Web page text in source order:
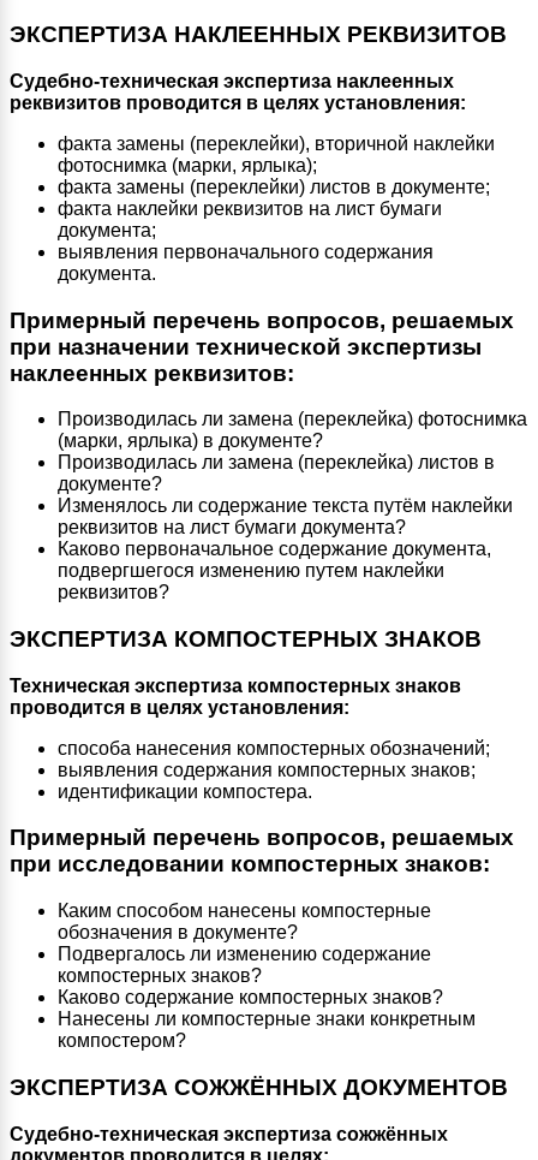
ЭКСПЕРТИЗА НАКЛЕЕННЫХ РЕКВИЗИТОВ
Судебно-техническая экспертиза наклеенных
реквизитов проводится в целях установления:
факта замены (переклейки), вторичной наклейки
фотоснимка (марки, ярлыка);
факта замены (переклейки) листов в документе;
факта наклейки реквизитов на лист бумаги
документа;
выявления первоначального содержания
документа.
Примерный перечень вопросов, решаемых
при назначении технической экспертизы
наклеенных реквизитов:
Производилась ли замена (переклейка) фотоснимка
(марки, ярлыка) в документе?
Производилась ли замена (переклейка) листов в
документе?
Изменялось ли содержание текста путём наклейки
реквизитов на лист бумаги документа?
Каково первоначальное содержание документа,
подвергшегося изменению путем наклейки
реквизитов?
ЭКСПЕРТИЗА КОМПОСТЕРНЫХ ЗНАКОВ
Техническая экспертиза компостерных знаков
проводится в целях установления:
способа нанесения компостерных обозначений;
выявления содержания компостерных знаков;
идентификации компостера.
Примерный перечень вопросов, решаемых
при исследовании компостерных знаков:
Каким способом нанесены компостерные
обозначения в документе?
Подвергалось ли изменению содержание
компостерных знаков?
Каково содержание компостерных знаков?
Нанесены ли компостерные знаки конкретным
компостером?
ЭКСПЕРТИЗА СОЖЖЁННЫХ ДОКУМЕНТОВ
Судебно-техническая экспертиза сожжённых
документов проводится в целях: